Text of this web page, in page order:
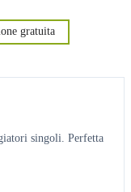
gratuita
singoli. Perfetta